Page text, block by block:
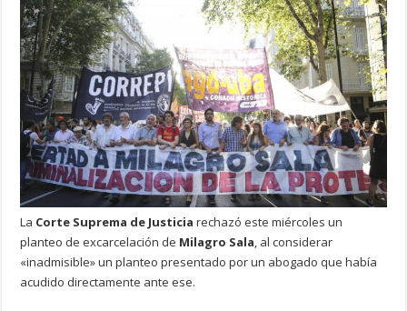
La Corte Suprema de Justicia rechazó este miércoles un
planteo de excarcelación de Milagro Sala, al considerar
«inadmisible» un planteo presentado por un abogado que había
acudido directamente ante ese.